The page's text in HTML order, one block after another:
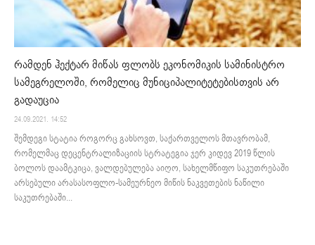
რამდენ ჰექტარ მიწას ფლობს ეკონომიკის სამინისტრო
სამეგრელოში, რომელიც მუნიციპალიტეტებისთვის არ
გადაუცია
24.09.2021. 14:52
შემდეგი სტატია როგორც გახსოვთ, საქართველოს მთავრობამ,
რომელმაც დეცენტრალიზაციის სტრატეგია ჯერ კიდევ 2019 წლის
ბოლოს დაამტკიცა, ვალდებულება აიღო, სახელმწიფო საკუთრებაში
არსებული არასასოფლო-სამეურნეო მიწის ნაკვეთების ნაწილი
საკუთრებაში...